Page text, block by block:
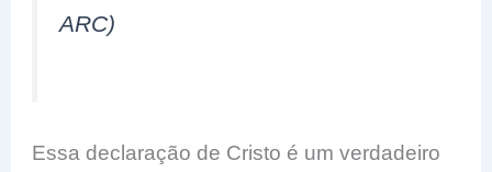
ARC)
Essa declaração de Cristo é um verdadeiro